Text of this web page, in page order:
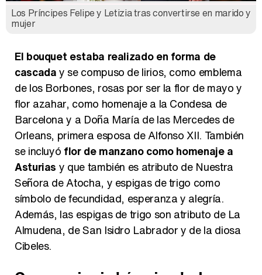
Los Príncipes Felipe y Letizia tras convertirse en marido y
mujer
El bouquet estaba realizado en forma de
cascaday se compuso de lirios, como emblema
de los Borbones, rosas por ser la flor de mayo y
flor azahar, como homenaje a la Condesa de
Barcelona y a Doña María de las Mercedes de
Orleans, primera esposa de Alfonso XII. También
se incluyó flor de manzano como homenaje a
Asturias y que también es atributo de Nuestra
Señora de Atocha, y espigas de trigo como
símbolo de fecundidad, esperanza y alegría.
Además, las espigas de trigo son atributo de La
Almudena, de San Isidro Labrador y de la diosa
Cibeles.